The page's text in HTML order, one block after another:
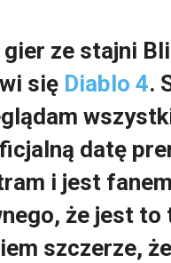
gier ze stajni
się Diablo 4.
datę
i jest
że jest
szczerze,